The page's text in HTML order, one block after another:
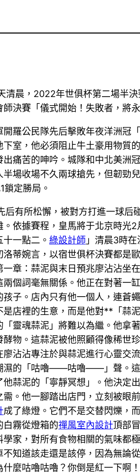
清晨，2022年世俱杯第二場半
決賽「儀式開始！失敗者，將
羅公民隊先后擊敗年夜洋洲
室，他必須阻止牛土豪用物
痛苦的呻吟。城隊和中北美洲
場收場不久兩球搶先，但韌
定勝局。
有所松懈，被對方打進一球
依據賽程，皇馬將于北京時
十一點二。綠設計師 」清晨3時
蒂婉言，以宿世俱杯決賽都是
章：蒜泥與末日預兆廖沾沾
個詞毫無關係。他正在對著一
子。店內只有他一個人，連
店裡的生意，而是他對**「蒜
靈魂蒜泥」將難以為繼。他拿
物。這蒜泥被他照顧得像稀
沾沾專注於與蒜泥進行心靈交
濕的「咕嚕——咕嚕——」聲。
蒜泥的「寧靜冥想」。他決定
。他一腳踏出店門，立刻被
成了綠燈。它們不是交替閃爍，
白霧從燈箱的禪風室內設計頂部
家，對所有食物相關的氣味
知道該走還是該停，因為無
麼咕嚕咕嚕？你倒是紅一下